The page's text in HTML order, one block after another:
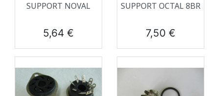
SUPPORT NOVAL
Prix
5,64 €
SUPPORT OCTAL 8BR
Prix
7,50 €